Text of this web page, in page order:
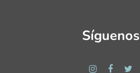
Síguenos